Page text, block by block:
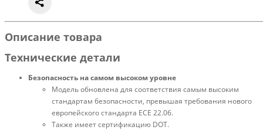
Описание товара
Технические детали
Безопасность на самом высоком уровне
Модель обновлена для соответствия самым высоким
стандартам безопасности, превышая требования нового
европейского стандарта ECE 22.06.
Также имеет сертификацию DOT.